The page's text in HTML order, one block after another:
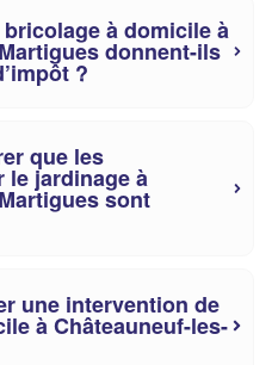
à domicile à
donnent-ils
?
que les
le jardinage à
sont
une intervention de
à Châteauneuf-les-